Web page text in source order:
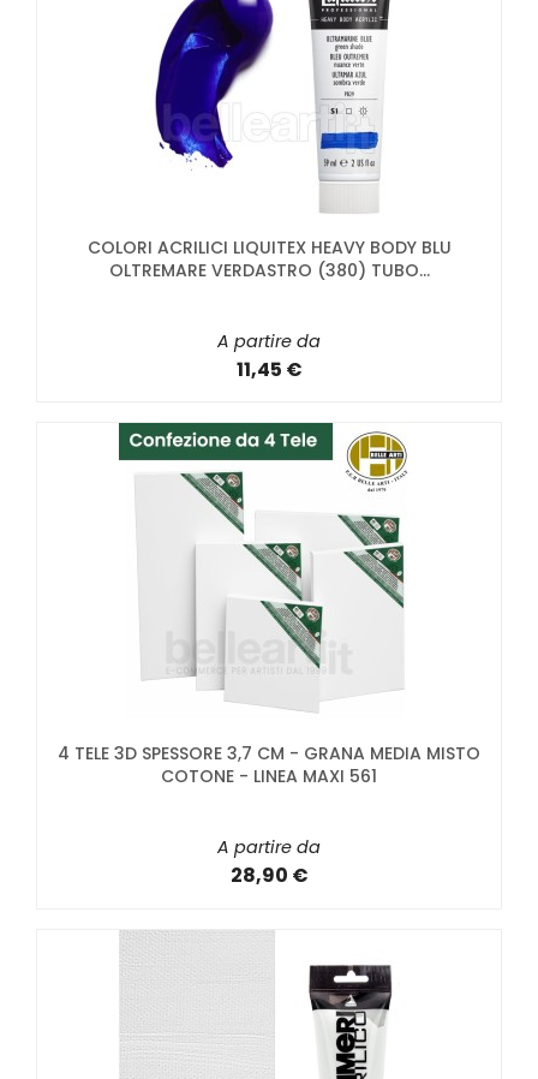
COLORI ACRILICI LIQUITEX HEAVY BODY BLU
OLTREMARE VERDASTRO (380) TUBO...
A partire da
11,45 €
4 TELE 3D SPESSORE 3,7 CM - GRANA MEDIA MISTO
COTONE - LINEA MAXI 561
A partire da
28,90 €